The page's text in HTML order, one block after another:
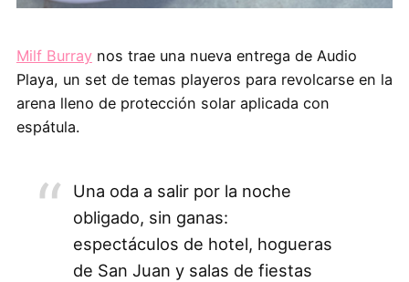
Milf Burraynos trae una nueva entrega de Audio
Playa, un set de temas playeros para revolcarse en la
arena lleno de protección solar aplicada con
espátula.
Una oda a salir por la noche
obligado, sin ganas:
espectáculos de hotel, hogueras
de San Juan y salas de fiestas